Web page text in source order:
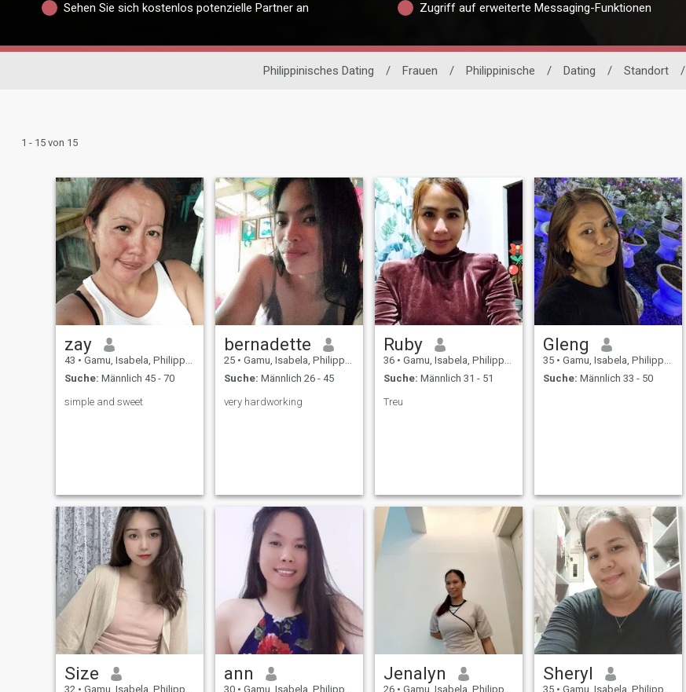
Sehen Sie sich kostenlos potenzielle Partner an Zugriff auf erweiterte Messaging-Funktionen
Philippinisches Dating / Frauen / Philippinische / Dating / Standort /
1 - 15 von 15
zay
43 • Gamu, Isabela, Philippinen
Suche: Männlich 45 - 70
simple and sweet
bernadette
25 • Gamu, Isabela, Philippinen
Suche: Männlich 26 - 45
very hardworking
Ruby
36 • Gamu, Isabela, Philippinen
Suche: Männlich 31 - 51
Treu
Gleng
35 • Gamu, Isabela, Philippinen
Suche: Männlich 33 - 50
Size
32 • Gamu, Isabela, Philippinen
ann
30 • Gamu, Isabela, Philippinen
Jenalyn
26 • Gamu, Isabela, Philippinen
Sheryl
35 • Gamu, Isabela, Philippinen